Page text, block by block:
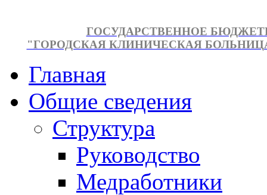
ГОСУДАРСТВЕННОЕ
"ГОРОДСКАЯ КЛИНИЧЕСКАЯ
Главная
Общие сведения
Структура
Руководство
Медработники